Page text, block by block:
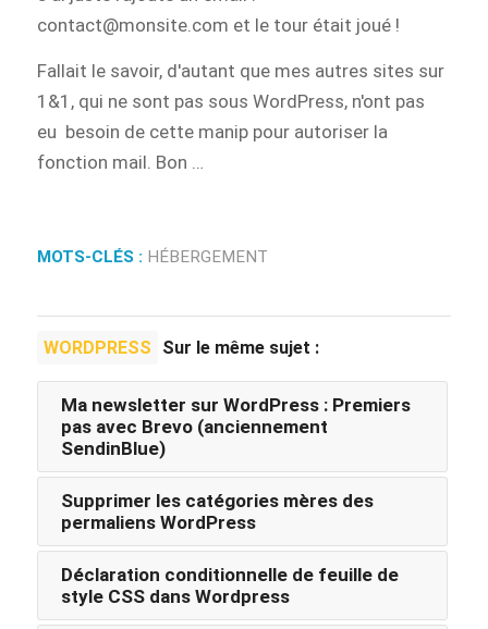
contact@monsite.com et le tour était joué !
Fallait le savoir, d'autant que mes autres sites sur
1&1, qui ne sont pas sous WordPress, n'ont pas
eu besoin de cette manip pour autoriser la
fonction mail. Bon …
MOTS-CLÉS : HÉBERGEMENT
WORDPRESS Sur le même sujet :
Ma newsletter sur WordPress : Premiers
pas avec Brevo (anciennement
SendinBlue)
Supprimer les catégories mères des
permaliens WordPress
Déclaration conditionnelle de feuille de
style CSS dans Wordpress